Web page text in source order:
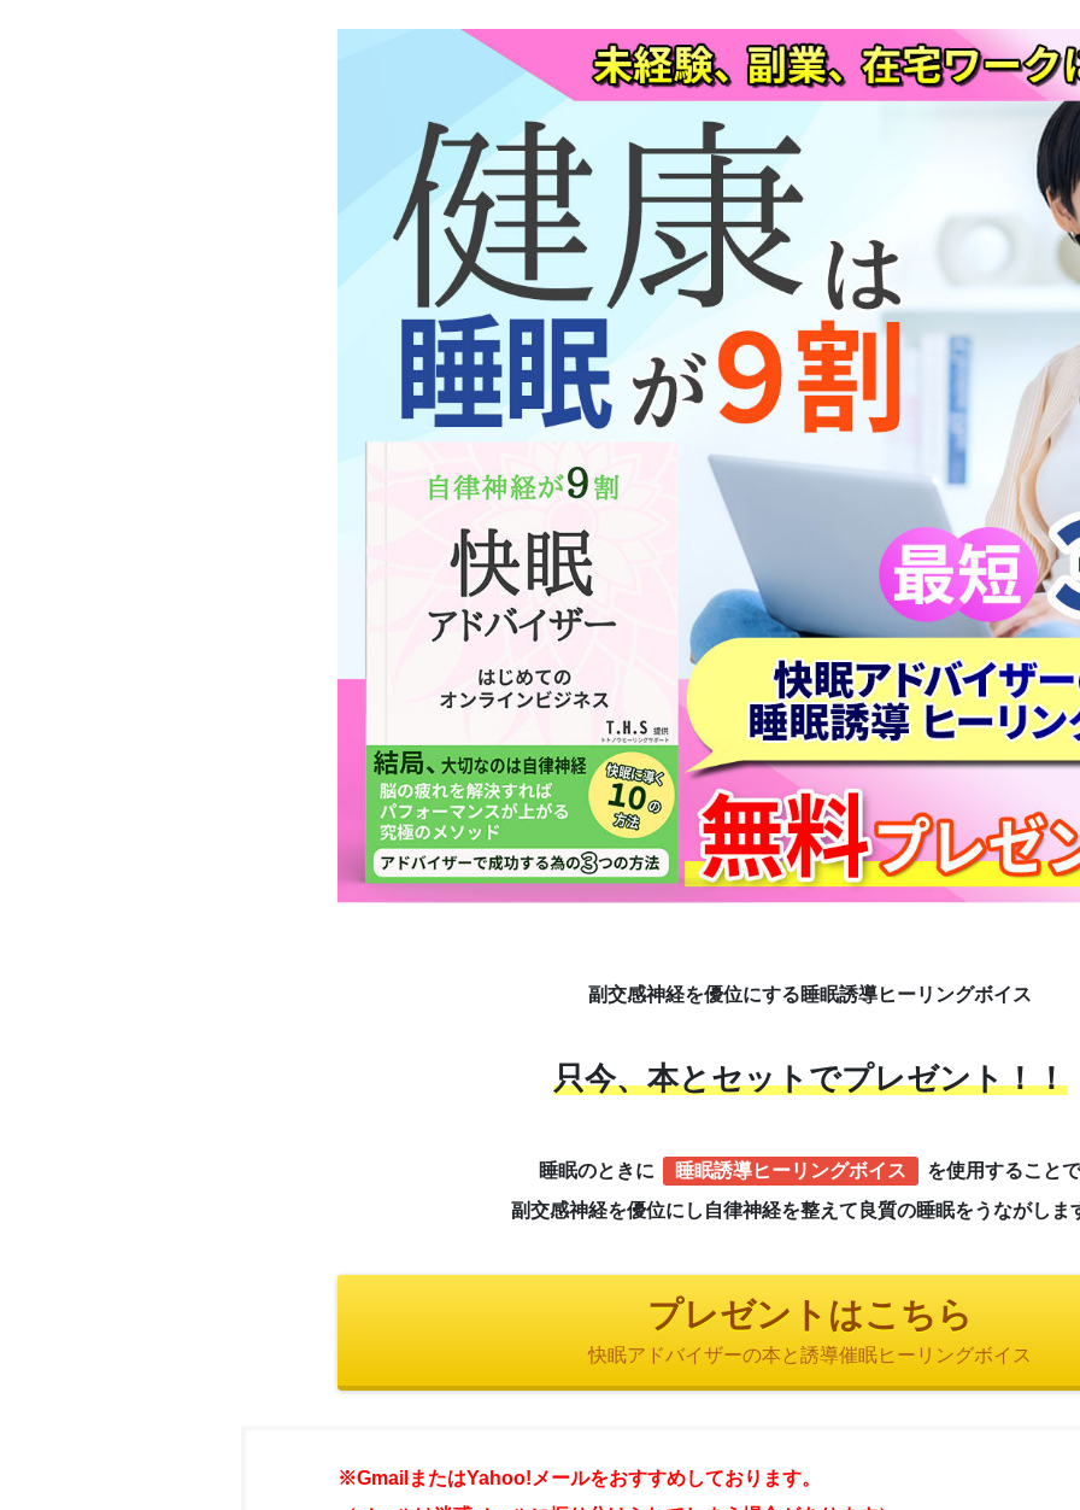
副交感神経を優位にする睡眠誘導ヒーリングボイス
只今、本とセットでプレゼント！！
睡眠のときに 睡眠誘導ヒーリングボイス
を使用することで
副交感神経を優位にし 自律神経を整えて良質の睡眠をうながしま
プレゼントはこちら
快眠アドバイザーの本と誘導催眠ヒーリングボイス
※GmailまたはYahoo!メールをおすすめしております。